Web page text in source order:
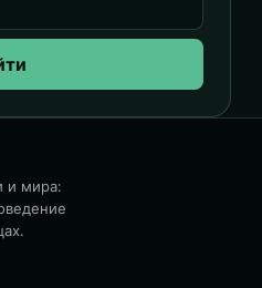
и мира: